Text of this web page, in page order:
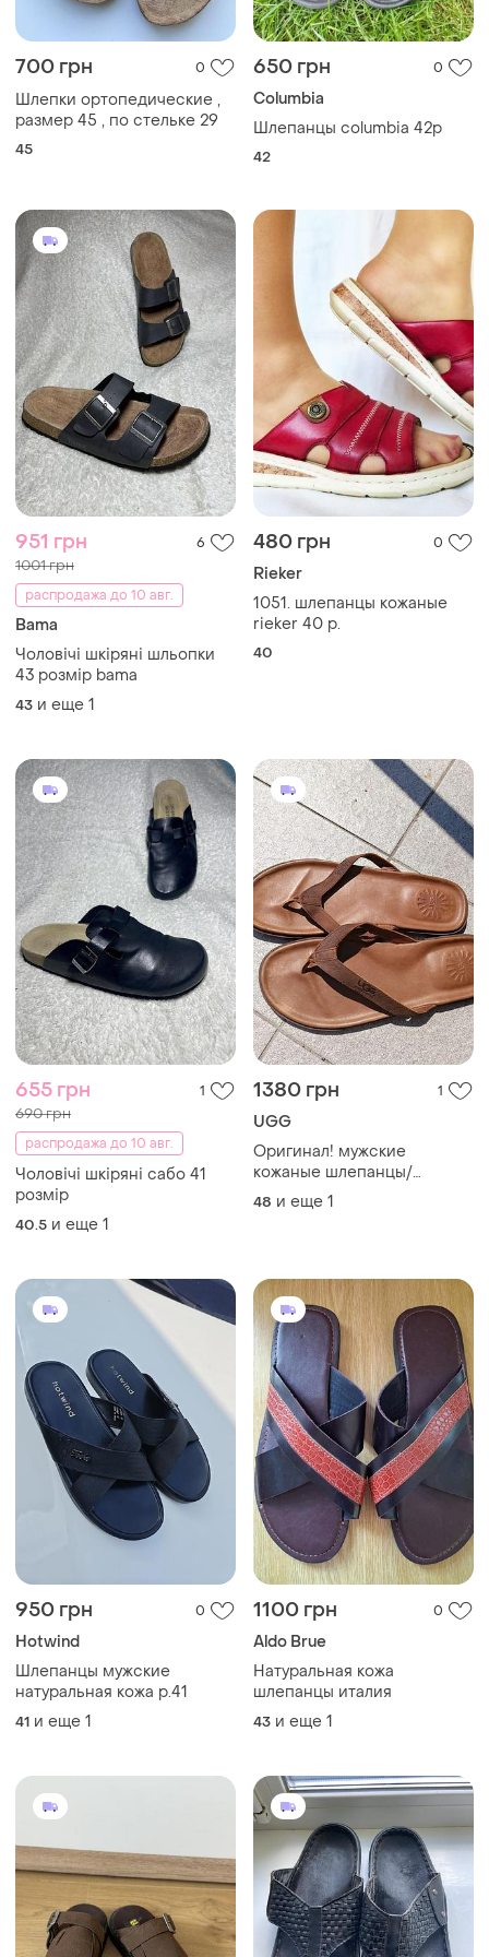
700 грн 0
Шлепки ортопедические ,
размер 45 , по стельке 29
45
650 грн 0
Columbia
Шлепанцы columbia 42р
42
951 грн 6
1001 грн
распродажа до 10 авг.
Bama
Чоловічі шкіряні шльопки
43 розмір bama
43 и еще 1
480 грн 0
Rieker
1051. шлепанцы кожаные
rieker 40 р.
40
655 грн 1
690 грн
распродажа до 10 авг.
Чоловічі шкіряні сабо 41
розмір
40.5 и еще 1
1380 грн 1
UGG
Оригинал! мужские
кожаные шлепанцы/
вьетнамки ugg australia, р.
48.5–49 (32 см) —
48 и еще 1
950 грн 0
Hotwind
Шлепанцы мужские
натуральная кожа р.41
41 и еще 1
1100 грн 0
Aldo Brue
Натуральная кожа
шлепанцы италия
43 и еще 1